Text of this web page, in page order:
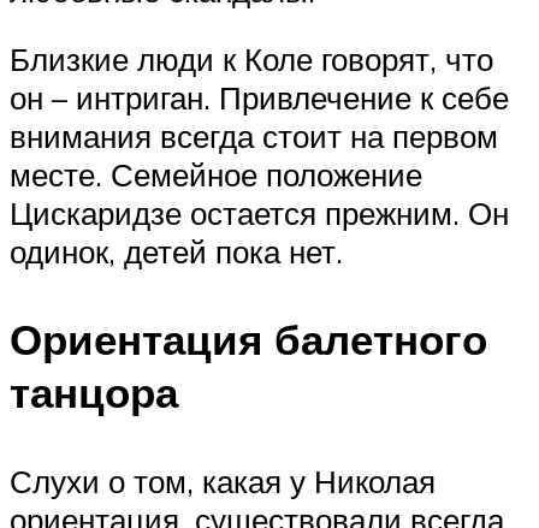
Близкие люди к Коле говорят, что
он – интриган. Привлечение к себе
внимания всегда стоит на первом
месте. Семейное положение
Цискаридзе остается прежним. Он
одинок, детей пока нет.
Ориентация балетного
танцора
Слухи о том, какая у Николая
ориентация, существовали всегда.